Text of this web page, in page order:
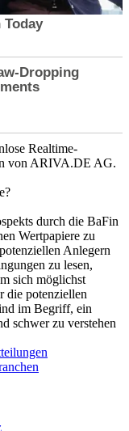
Realtime-
von ARIVA.DE AG.
durch die BaFin
Wertpapiere zu
Anlegern
zu lesen,
sich möglichst
die potenziellen
im Begriff, ein
schwer zu verstehen